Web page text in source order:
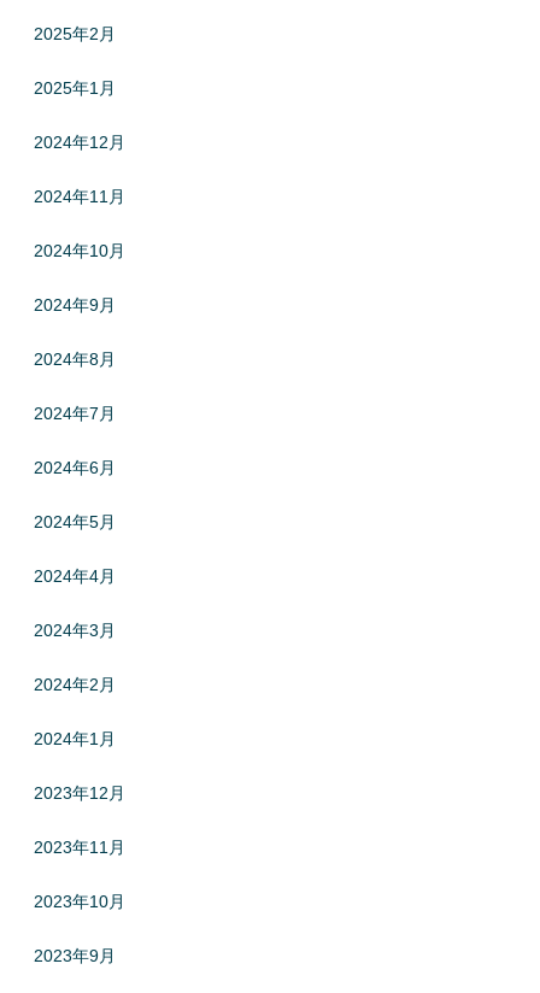
2025年2月
2025年1月
2024年12月
2024年11月
2024年10月
2024年9月
2024年8月
2024年7月
2024年6月
2024年5月
2024年4月
2024年3月
2024年2月
2024年1月
2023年12月
2023年11月
2023年10月
2023年9月